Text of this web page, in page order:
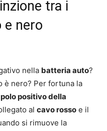
tra i
e nero
nella batteria auto?
è nero? Per fortuna la
polo positivo della
al cavo rosso e il
si rimuove la